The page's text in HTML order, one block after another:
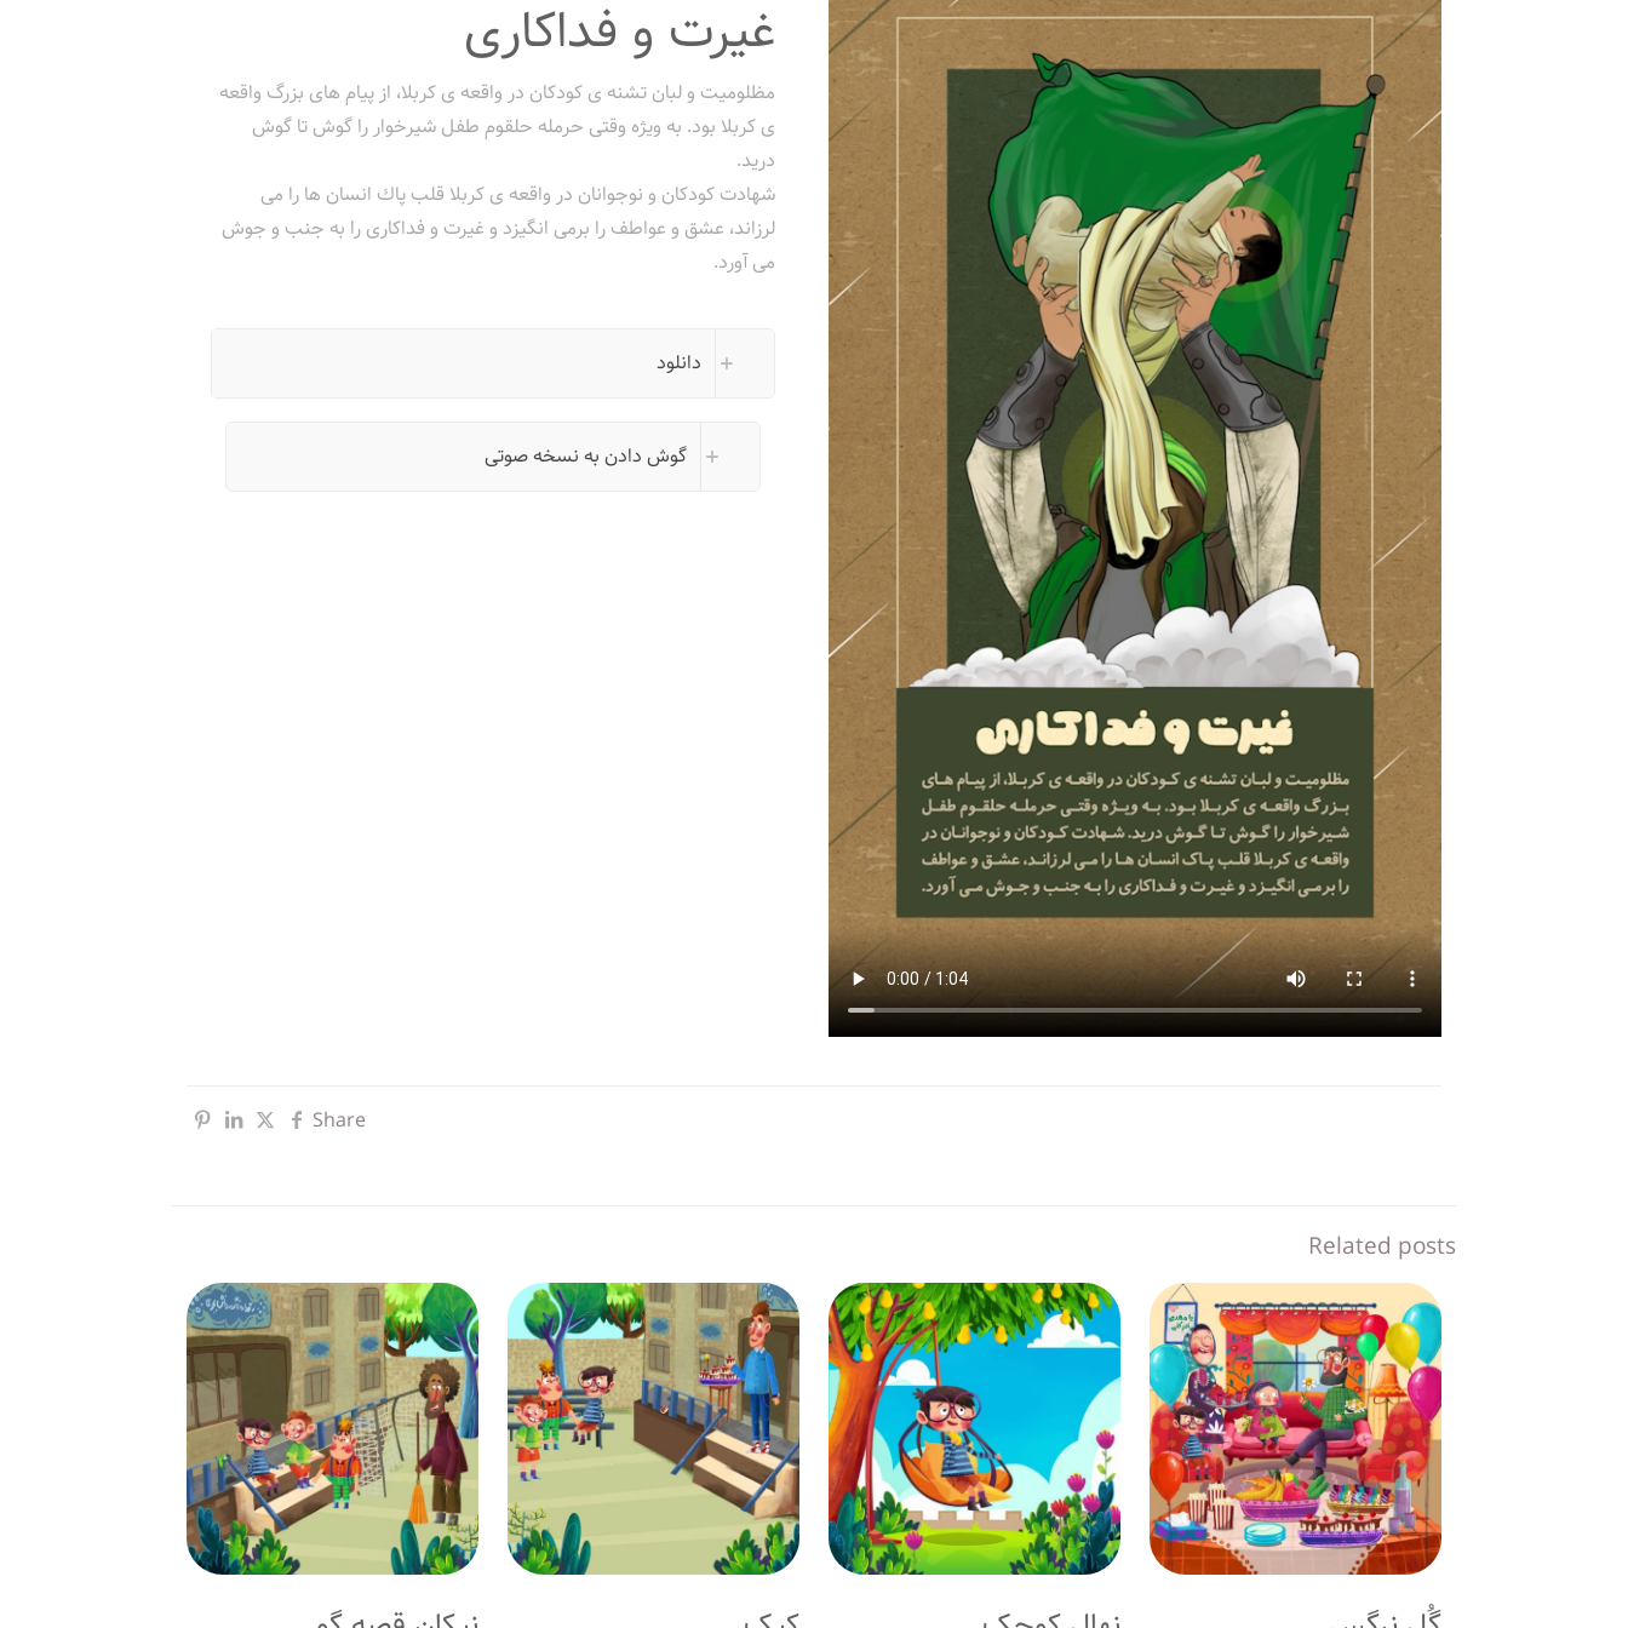
غیرت و فداکاری
مظلومیت و لبان تشنه ی کودکان در واقعه ی کربلا، از پیام های بزرگ واقعه
ی کربلا بود. به ویژه وقتی حرمله حلقوم طفل شیرخوار را گوش تا گوش
دريد.
شهادت کودکان و نوجوانان در واقعه ی کربلا قلب پاك انسان ها را مى
لرزاند، عشق و عواطف را برمى انگيزد و غيرت و فداكارى را به جنب و جوش
مى آورد.
دانلود
گوش دادن به نسخه صوتی
Share
Related posts